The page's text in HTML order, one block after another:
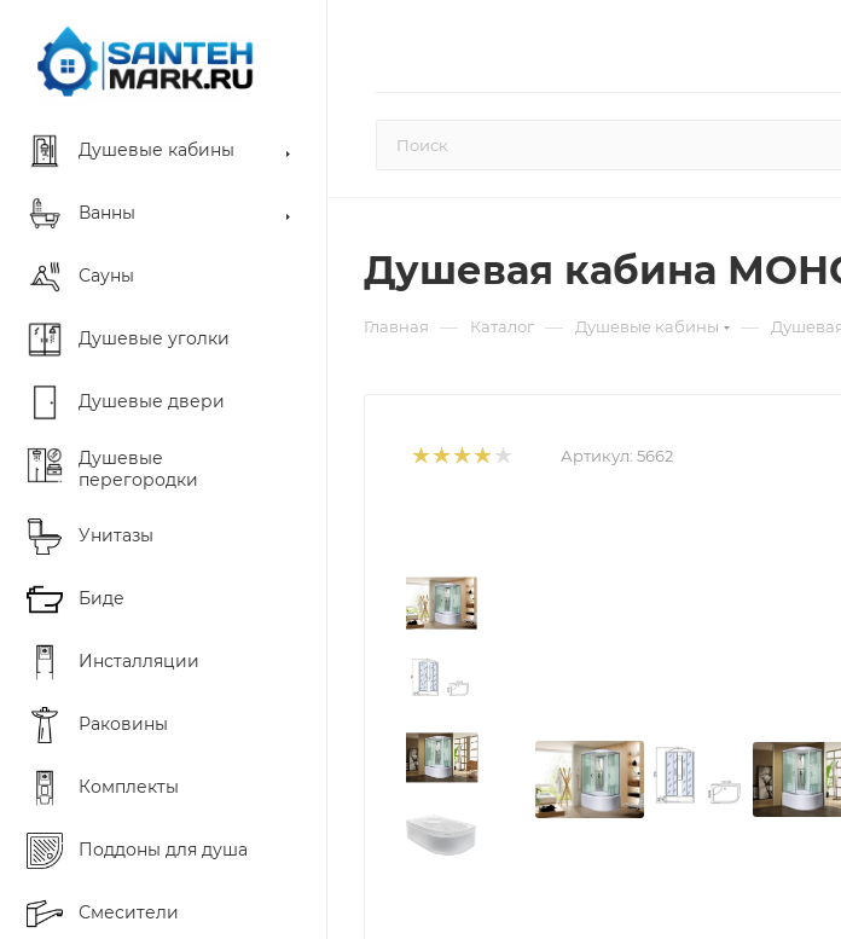
Душевые кабины
Ванны
Сауны
Душевые уголки
Душевые двери
Душевые
перегородки
Унитазы
Биде
Инсталляции
Раковины
Комплекты
Поддоны для душа
Смесители
Душевая кабина
Главная — Каталог — Душевые кабины —
Артикул: 5662